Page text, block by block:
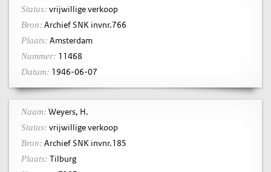
Status: vrijwillige verkoop
Bron: Archief SNK invnr.766
Plaats: Amsterdam
Nummer: 11468
Datum: 1946-06-07
Naam: Weyers, H.
Status: vrijwillige verkoop
Bron: Archief SNK invnr.185
Plaats: Tilburg